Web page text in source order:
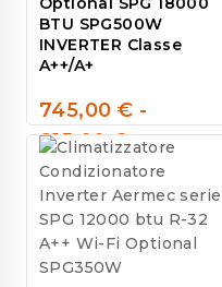
BTU SPG500W
INVERTER Classe
A++/A+
0
out
of
5
745,00 € -
815,00€